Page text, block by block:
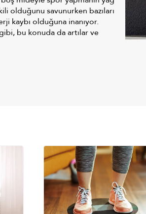
olduğunu savunurken bazıları
kaybı olduğuna inanıyor.
bu konuda da artılar ve